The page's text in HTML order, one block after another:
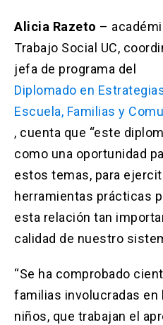
Alicia Razeto –
Trabajo Social UC,
jefa de programa del
Diplomado en
Escuela, Familias y
, cuenta que “este
como una oportunidad
estos temas, para
herramientas prácticas
esta relación tan
calidad de nuestro
“Se ha comprobado
familias involucradas en
niños, que trabajan el